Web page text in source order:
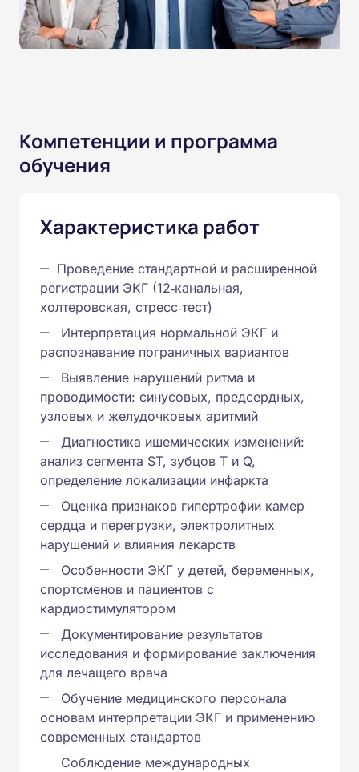
Компетенции и программа
обучения
Характеристика работ
Проведение стандартной и расширенной
регистрации ЭКГ (12‑канальная,
холтеровская, стресс‑тест)
Интерпретация нормальной ЭКГ и
распознавание пограничных вариантов
Выявление нарушений ритма и
проводимости: синусовых, предсердных,
узловых и желудочковых аритмий
Диагностика ишемических изменений:
анализ сегмента ST, зубцов T и Q,
определение локализации инфаркта
Оценка признаков гипертрофии камер
сердца и перегрузки, электролитных
нарушений и влияния лекарств
Особенности ЭКГ у детей, беременных,
спортсменов и пациентов с
кардиостимулятором
Документирование результатов
исследования и формирование заключения
для лечащего врача
Обучение медицинского персонала
основам интерпретации ЭКГ и применению
современных стандартов
Соблюдение международных